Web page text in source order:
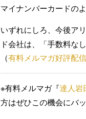
マイナンバーカードの
いずれにしろ、今後ア
ド会社は、「手数料な
（有料メルマガ好評配
※有料メルマガ『達人岩
方はぜひこの機会にバ